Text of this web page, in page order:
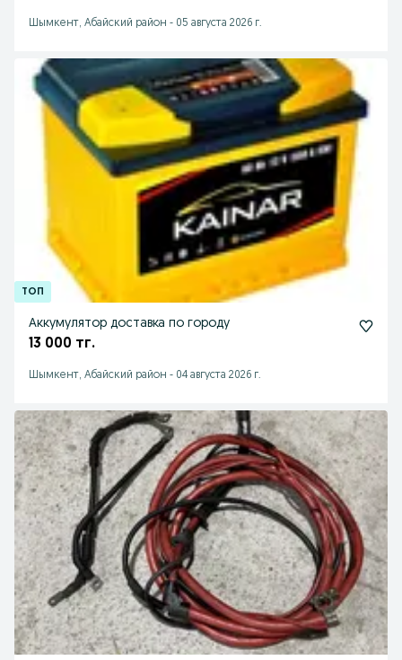
Шымкент, Абайский район - 05 августа 2026 г.
Аккумулятор доставка по городу
13 000 тг.
Шымкент, Абайский район - 04 августа 2026 г.